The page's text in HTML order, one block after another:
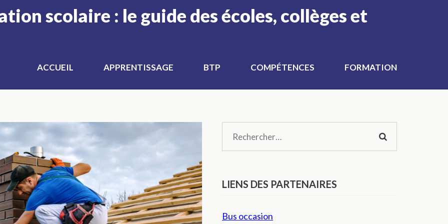
scolaire : le guide des écoles, collèges et
ACCUEIL APPRENTISSAGE BTP COMPÉTENCES FORMATION
LIENS DES PARTENAIRES
Bus occasion